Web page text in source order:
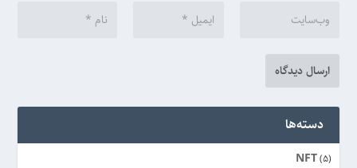
دسته‌ها
NFT(5)